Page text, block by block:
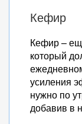
Кефир
Кефир –
который
усиления
нужно по
добавив в